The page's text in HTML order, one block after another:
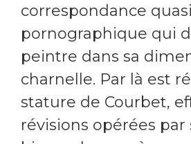
correspondance quasi
pornographique qui
peintre dans sa
charnelle. Par là est
stature de Courbet,
révisions opérées par